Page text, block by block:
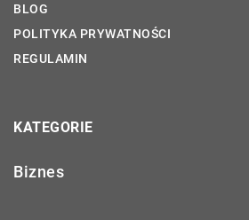
BLOG
POLITYKA PRYWATNOŚCI
REGULAMIN
KATEGORIE
Biznes